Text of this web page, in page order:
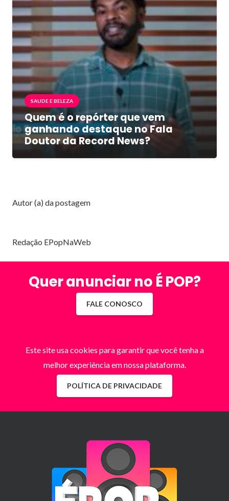
SAUDE E BELEZA
Quem é o repórter que vem
ganhando destaque no Fala
Doutor da Record News?
Autor (a) da postagem
Redação EPopNaWeb
Quer anunciar no É POP?
FALE CONOSCO
Este site usa cookies para garantir que você tenha a
melhor experiência em nossa plataforma.
POLÍTICA DE PRIVACIDADE